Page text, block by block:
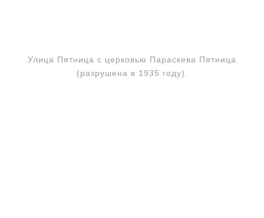
Улица Пятница с церковью Параскева Пятница
(разрушена в 1935 году).